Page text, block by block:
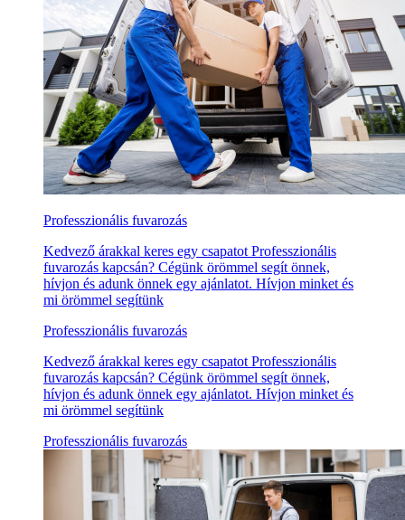
Professzionális fuvarozás
Kedvező árakkal keres egy csapatot Professzionális
fuvarozás kapcsán? Cégünk örömmel segít önnek,
hívjon és adunk önnek egy ajánlatot. Hívjon minket és
mi örömmel segítünk
Professzionális fuvarozás
Kedvező árakkal keres egy csapatot Professzionális
fuvarozás kapcsán? Cégünk örömmel segít önnek,
hívjon és adunk önnek egy ajánlatot. Hívjon minket és
mi örömmel segítünk
Professzionális fuvarozás